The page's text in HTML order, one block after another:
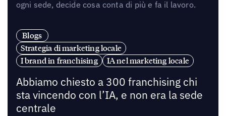
ogni sede, decide cosa conta di più e fa il lavoro.
Blogs
Strategia di marketing locale
I brand in franchising
IA nel marketing locale
Abbiamo chiesto a 300 franchising chi
sta vincendo con l’IA, e non era la sede
centrale